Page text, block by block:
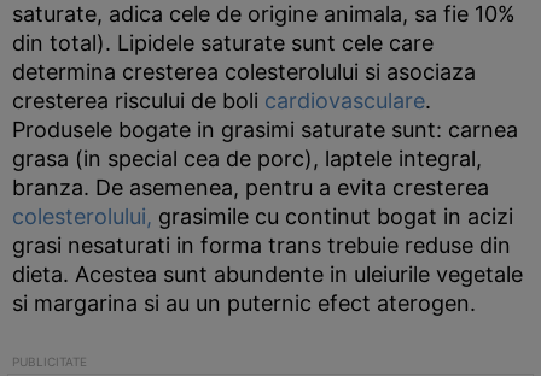
saturate, adica cele de origine animala, sa fie 10%
din total). Lipidele saturate sunt cele care
determina cresterea colesterolului si asociaza
cresterea riscului de boli cardiovasculare.
Produsele bogate in grasimi saturate sunt: carnea
grasa (in special cea de porc), laptele integral,
branza. De asemenea, pentru a evita cresterea
colesterolului, grasimile cu continut bogat in acizi
grasi nesaturati in forma trans trebuie reduse din
dieta. Acestea sunt abundente in uleiurile vegetale
si margarina si au un puternic efect aterogen.